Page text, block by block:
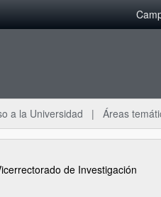
a la Universidad Áreas
de Investigación